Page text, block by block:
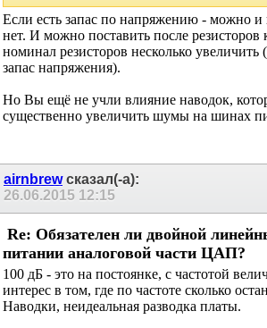
Если есть запас по напряжению - можно и
нет. И можно поставить после резисторов
номинал резисторов несколько увеличить
запас напряжения).
Но Вы ещё не учли влияние наводок,
существенно увеличить шумы на шинах
airnbrewсказал(-а):
26.06.2015 12:15
Re: Обязателен ли двойной
питании аналоговой части ЦАП?
100 дБ - это на постоянке, с частотой
интерес в том, где по частоте сколько
Наводки, неидеальная разводка платы.